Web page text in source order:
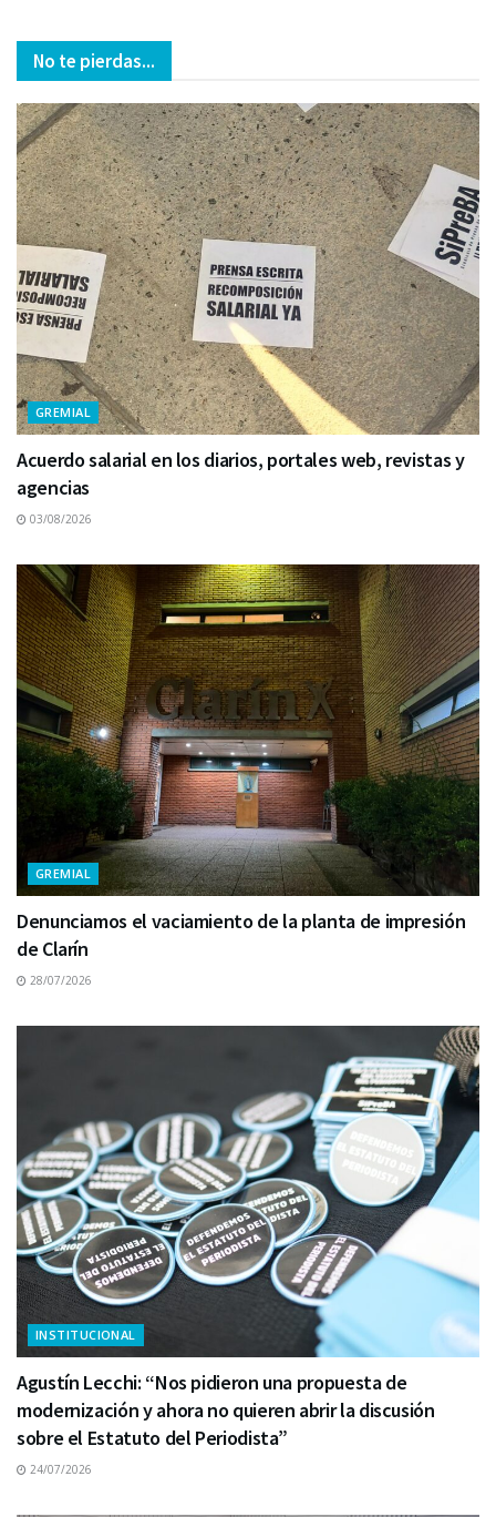
No te pierdas...
GREMIAL
Acuerdo salarial en los diarios, portales web, revistas y
agencias
03/08/2026
GREMIAL
Denunciamos el vaciamiento de la planta de impresión
de Clarín
28/07/2026
INSTITUCIONAL
Agustín Lecchi: “Nos pidieron una propuesta de
modernización y ahora no quieren abrir la discusión
sobre el Estatuto del Periodista”
24/07/2026